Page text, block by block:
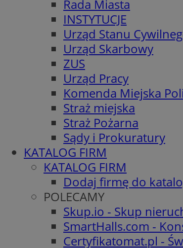
Rada Miasta
INSTYTUCJE
Urząd Stanu
Urząd Skarbowy
ZUS
Urząd Pracy
Komenda Miejska
Straż miejska
Straż Pożarna
Sądy i Prokuratury
KATALOG FIRM
KATALOG FIRM
Dodaj firmę do
POLECAMY
Skup.io - Skup
SmartHalls.com -
Certyfikatomat.pl -